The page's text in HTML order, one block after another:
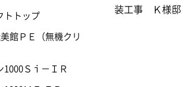
装工事 Ｋ様邸
トトップ
館ＰＥ（無機クリ
1000Ｓｉ－ＩＲ